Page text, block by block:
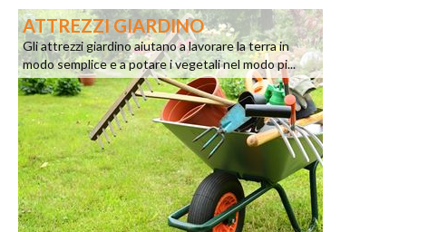
ATTREZZI GIARDINO
Gli attrezzi giardino aiutano a lavorare la terra in
modo semplice e a potare i vegetali nel modo pi...